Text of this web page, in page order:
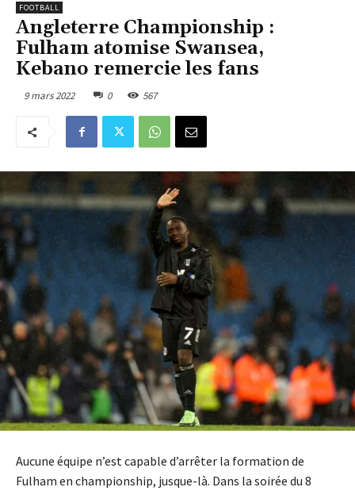
FOOTBALL
Angleterre Championship :
Fulham atomise Swansea,
Kebano remercie les fans
9 mars 2022 0 567
Aucune équipe n’est capable d’arrêter la formation de
Fulham en championship, jusque-là. Dans la soirée du 8